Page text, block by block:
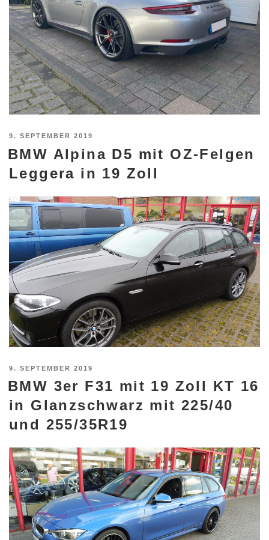
VERÖFFENTLICHT
AM
9. SEPTEMBER 2019
BMW Alpina D5 mit OZ-Felgen
Leggera in 19 Zoll
VERÖFFENTLICHT
AM
9. SEPTEMBER 2019
BMW 3er F31 mit 19 Zoll KT 16
in Glanzschwarz mit 225/40
und 255/35R19